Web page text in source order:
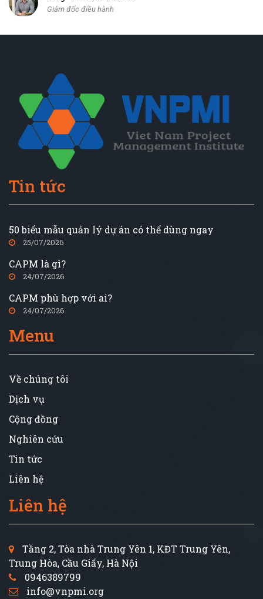
Giám đốc điều hành
Tin tức
50 biểu mẫu quản lý dự án có thể dùng ngay
25/07/2026
CAPM là gì?
24/07/2026
CAPM phù hợp với ai?
24/07/2026
Menu
Về chúng tôi
Dịch vụ
Cộng đồng
Nghiên cứu
Tin tức
Liên hệ
Liên hệ
Tầng 2, Tòa nhà Trung Yên 1, KĐT Trung Yên,
Trung Hòa, Cầu Giấy, Hà Nội
0946389799
info@vnpmi.org